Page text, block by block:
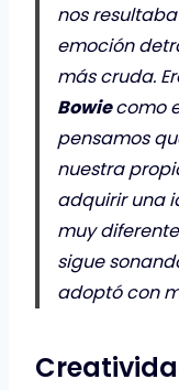
nos
emoción
más cruda.
Bowiecomo
pensamos
nuestra
adquirir una
muy
sigue
adoptó con